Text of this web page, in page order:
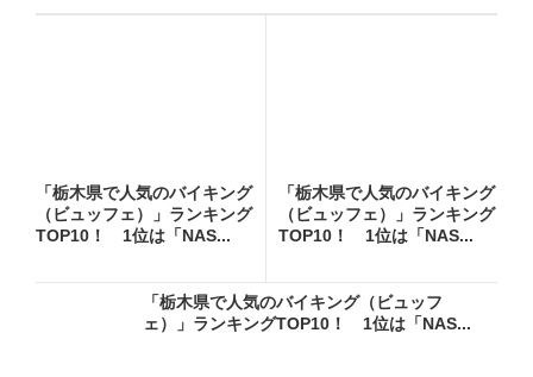
「栃木県で人気のバイキング
（ビュッフェ）」ランキング
TOP10！ 1位は「NAS...
「栃木県で人気のバイキング
（ビュッフェ）」ランキング
TOP10！ 1位は「NAS...
「栃木県で人気のバイキング（ビュッフ
ェ）」ランキングTOP10！ 1位は「NAS...